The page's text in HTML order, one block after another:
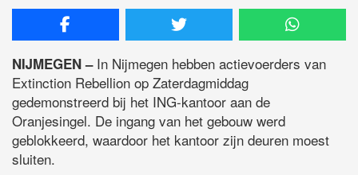
NIJMEGEN – In Nijmegen hebben actievoerders van
Extinction Rebellion op Zaterdagmiddag
gedemonstreerd bij het ING-kantoor aan de
Oranjesingel. De ingang van het gebouw werd
geblokkeerd, waardoor het kantoor zijn deuren moest
sluiten.